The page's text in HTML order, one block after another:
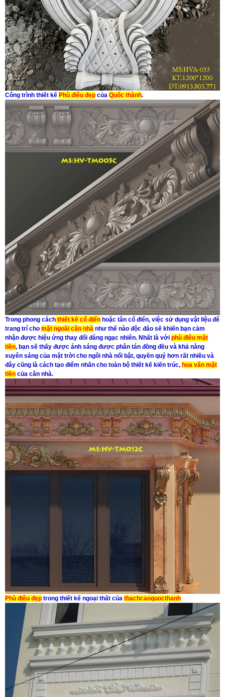
Công trình thiết kế Phù điêu đẹp của Quốc thành.
Trong phong cách thiết kế cổ điển hoặc tân cổ điển, việc sử dụng vật liệu để
trang trí cho mặt ngoài căn nhà như thế nào độc đáo sẽ khiến bạn cảm
nhận được hiệu ứng thay đổi đáng ngạc nhiên. Nhất là với phù điêu mặt
tiền, bạn sẽ thấy được ánh sáng được phân tán đồng đều và khả năng
xuyên sáng của mặt trời cho ngôi nhà nổi bật, quyền quý hơn rất nhiều và
đây cũng là cách tạo điểm nhấn cho toàn bộ thiết kế kiến trúc, hoa văn mặt
tiền của căn nhà.
Phù điêu đẹp trong thiết kế ngoại thất của thachcaoquocthanh